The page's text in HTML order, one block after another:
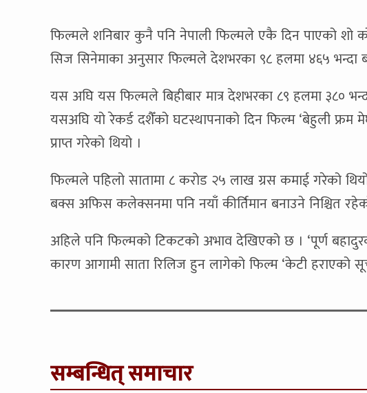
फिल्मले शनिबार कुनै पनि नेपाली फिल्मले एकै दिन पाएको शो
सिज सिनेमाका अनुसार फिल्मले देशभरका ९८ हलमा ४६५ भन्दा
यस अघि यस फिल्मले बिहीबार मात्र देशभरका ८९ हलमा ३८०
यसअघि यो रेकर्ड दशैँको घटस्थापनाको दिन फिल्म ‘बेहुली फ्रम
प्राप्त गरेको थियो ।
फिल्मले पहिलो सातामा ८ करोड २५ लाख ग्रस कमाई गरेको
बक्स अफिस कलेक्सनमा पनि नयाँ कीर्तिमान बनाउने निश्चित
अहिले पनि फिल्मको टिकटको अभाव देखिएको छ । ‘पूर्ण
कारण आगामी साता रिलिज हुन लागेको फिल्म ‘केटी हराएको
सम्बन्धित् समाचार